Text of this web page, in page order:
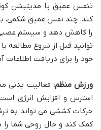
تنفس عمیق یا مدیتیشن
کند. چند نفس عمیق شکمی،
را کاهش دهد و سیستم عصبی
توانید قبل از شروع مطالعه
خود را برای دریافت اطلاعات
ورزش منظم: فعالیت بدنی
استرس و افزایش انرژی
حرکات کششی می تواند به
کمک کند و حال روحی شما